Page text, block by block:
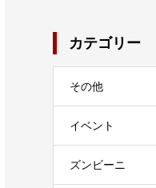
カテゴリー
その他
イベント
ズンビーニ